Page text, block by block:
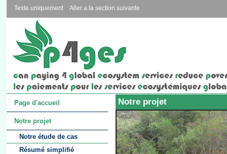
Texte uniquement Aller a la section suivante
Page d'accueil
Notre projet
Notre étude de cas
Résumé simplifié
Notre projet